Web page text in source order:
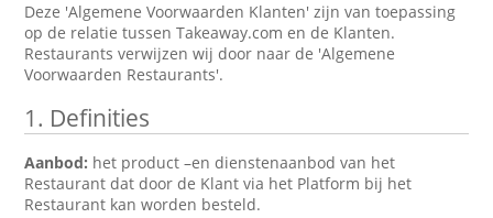
Deze 'Algemene Voorwaarden Klanten' zijn van toepassing
op de relatie tussen Takeaway.com en de Klanten.
Restaurants verwijzen wij door naar de 'Algemene
Voorwaarden Restaurants'.
1. Definities
Aanbod: het product –en dienstenaanbod van het
Restaurant dat door de Klant via het Platform bij het
Restaurant kan worden besteld.